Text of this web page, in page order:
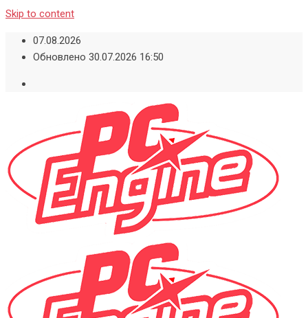
Skip to content
07.08.2026
Обновлено 30.07.2026 16:50